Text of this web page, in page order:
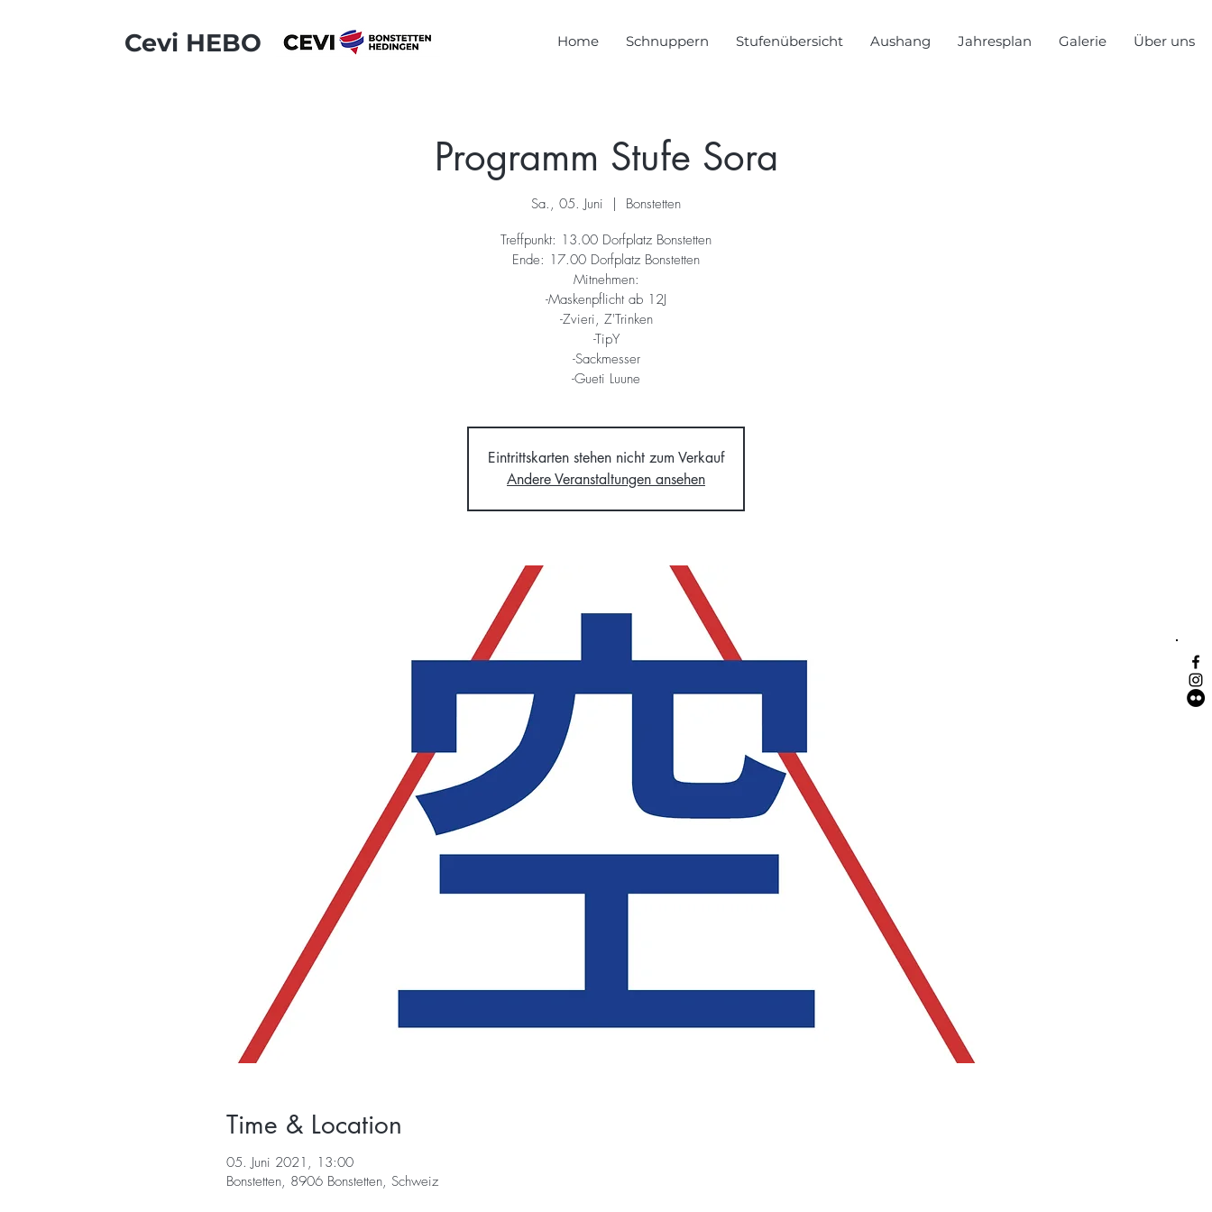
Cevi HEBO Home Schnuppern Stufenübersicht Aushang Jahresplan Galerie Über uns
Programm Stufe Sora
Sa., 05. Juni
  |
Bonstetten
Treffpunkt: 13.00 Dorfplatz Bonstetten
Ende: 17.00 Dorfplatz Bonstetten
Mitnehmen:
-Maskenpflicht ab 12J
-Zvieri, Z'Trinken
-TipY
-Sackmesser
-Gueti Luune
Eintrittskarten stehen nicht zum Verkauf
Andere Veranstaltungen ansehen
Time & Location
05. Juni 2021, 13:00
Bonstetten, 8906 Bonstetten, Schweiz